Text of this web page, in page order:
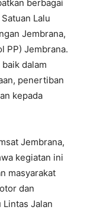
berbagai
Lalu
Jembrana,
PP) Jembrana.
dalam
penertiban
kepada
Jembrana,
kegiatan ini
masyarakat
dan
Lintas Jalan